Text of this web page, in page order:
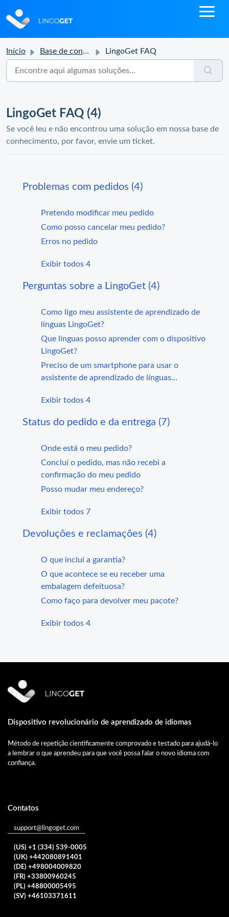
Início Base de conhecimento LingoGet FAQ
LingoGet FAQ (4)
Se você leu e não encontrou uma solução em nossa base de
conhecimento, por favor, envie um ticket.
Problemas com pedidos (4)
Pretendo modificar meu pedido
Como posso cancelar meu pedido?
Erros no pedido
Exibir todos 4
Perguntas sobre a LingoGet (4)
Como ligo meu assistente de aprendizado de
línguas LingoGet?
Que línguas posso aprender com o dispositivo
LingoGet?
Preciso de um smartphone para usar o
assistente de aprendizado de línguas
Exibir todos 4
Status do pedido e da entrega (7)
Onde está o meu pedido?
Concluí o pedido, mas não recebi a
confirmação do meu pedido
Posso mudar meu endereço?
Exibir todos 7
Devoluções e reclamações (4)
O que inclui a garantia?
O que acontece se eu receber uma
embalagem defeituosa?
Como faço para devolver meu pacote?
Exibir todos 4
Dispositivo revolucionário de aprendizado de idiomas
Método de repetição cientificamente comprovado e testado para ajudá-lo
a lembrar o que aprendeu para que você possa falar o novo idioma com
confiança.
Contatos
support@lingoget.com
(US) +1 (334) 539-0005
(UK) +442080891401
(DE) +498004009820
(FR) +33800960245
(PL) +48800005495
(SV) +46103371611